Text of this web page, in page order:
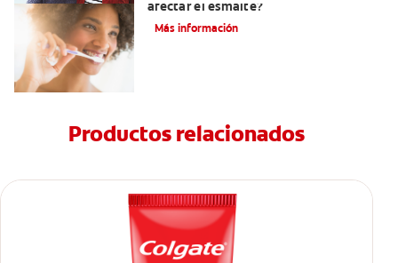
afectar el esmalte?
Más información
Productos relacionados